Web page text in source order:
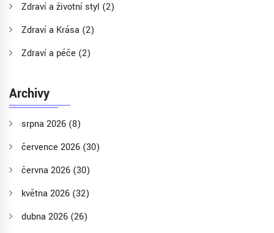
Zdraví a životní styl (2)
Zdraví a Krása (2)
Zdraví a péče (2)
Archivy
srpna 2026 (8)
července 2026 (30)
června 2026 (30)
května 2026 (32)
dubna 2026 (26)